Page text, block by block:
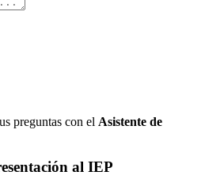
preguntas con el Asistente de
al IEP